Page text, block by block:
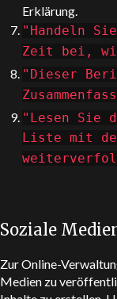
Erklärung.
"Handeln
Zeit bei,
"Dieser
"Lesen Sie
Liste mit
Soziale
Zur Online-
Medien zu